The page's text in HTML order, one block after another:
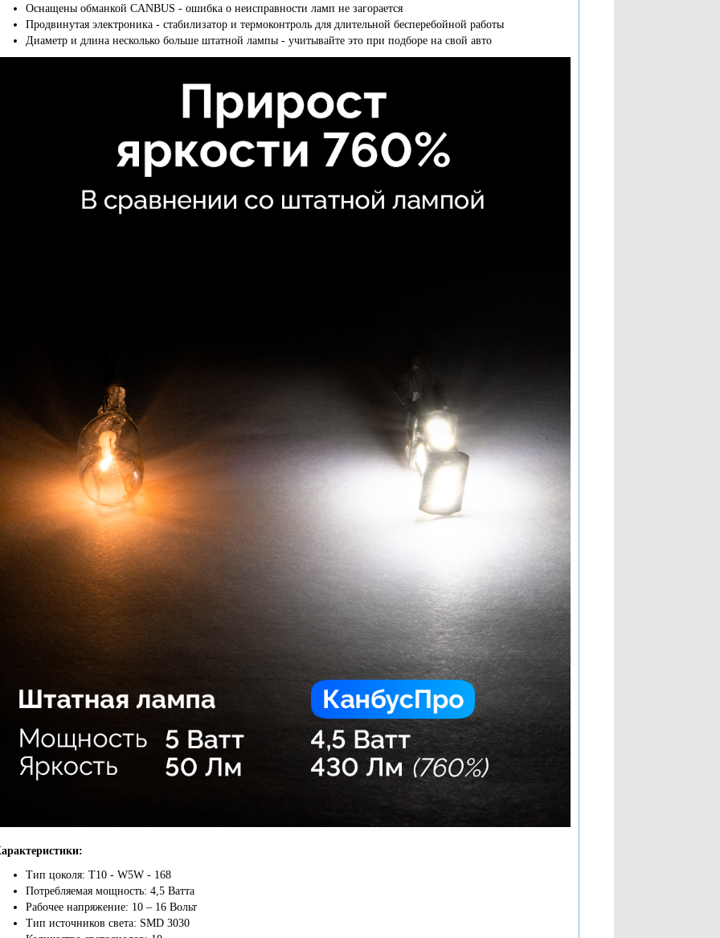
Оснащены обманкой CANBUS - ошибка о неисправности ламп не загорается
Продвинутая электроника - стабилизатор и термоконтроль для длительной бесперебойной работы
Диаметр и длина несколько больше штатной лампы - учитывайте это при подборе на свой авто
Тип цоколя: T10 - W5W - 168
Потребляемая мощность: 4,5 Ватта
Рабочее напряжение: 10 – 16 Вольт
Тип источников света: SMD 3030